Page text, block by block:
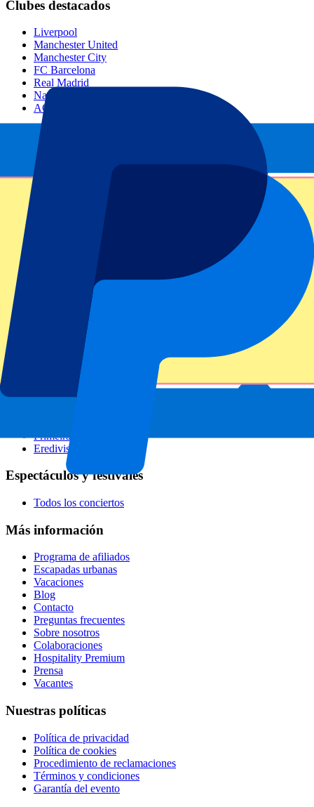
Clubes destacados
Liverpool
Manchester United
Manchester City
FC Barcelona
Real Madrid
Napoli
AC Milan
Eventos populares
GP España
GP Países Bajos
Todos los deportes
Ligas de fútbol
Champions League
Premier League
Serie A
Primeira Liga
Eredivisie
Espectáculos y festivales
Todos los conciertos
Más información
Programa de afiliados
Escapadas urbanas
Vacaciones
Blog
Contacto
Preguntas frecuentes
Sobre nosotros
Colaboraciones
Hospitality Premium
Prensa
Vacantes
Nuestras políticas
Política de privacidad
Política de cookies
Procedimiento de reclamaciones
Términos y condiciones
Garantía del evento